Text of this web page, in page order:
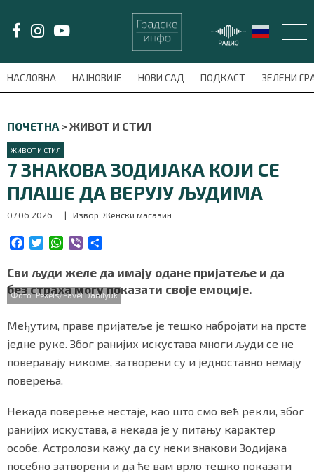
НАСЛОВНА НАЈНОВИЈЕ НОВИ САД ПОДКАСТ ЗЕЛЕНИ
meni'); $this_item = current( wp_filter_object_list(
ПОЧЕТНА > ЖИВОТ И СТИЛ
ЖИВОТ И СТИЛ
7 ЗНАКОВА ЗОДИЈАКА КОЈИ СЕ
ПЛАШЕ ДА ВЕРУЈУ ЉУДИМА
07.06.2026. | Извор: Женски магазин
c
e
b
o
k
i
t
t
r
W
a
t
s
p
p
b
e
r
a
r
e
Сви људи желе да имају одане пријатеље и да
без страха могу показати своје емоције.
Фото: Pexels/Pavel Danilyuk
Међутим, праве пријатеље је тешко набројати на прсте
једне руке. Због ранијих искустава многи људи се не
поверавају никоме, затворени су и једноставно немају
поверења.
Некада поверење нестаје, као што смо већ рекли, због
ранијих искустава, а некада је у питању карактер
особе. Астролози кажу да су неки знакови Зодијака
посебно затворени и да ће вам врло тешко показати
LAT/ЋИР
НАСЛОВНА
НАЈНОВИЈЕ
НОВИ САД
ПОДКАСТ
ВИДЕО
СПЕЦИЈАЛИ
БЛОГ
СРБИЈА
СВЕТ
ЖИВОТ И СТИЛ